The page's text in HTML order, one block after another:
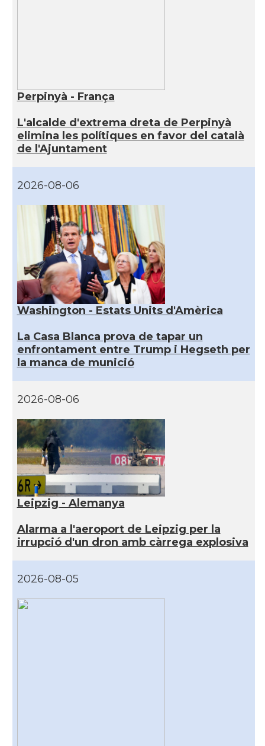
Perpinyà - França
L'alcalde d'extrema dreta de Perpinyà
elimina les polítiques en favor del català
de l'Ajuntament
2026-08-06
Washington - Estats Units d'Amèrica
La Casa Blanca prova de tapar un
enfrontament entre Trump i Hegseth per
la manca de munició
2026-08-06
Leipzig - Alemanya
Alarma a l'aeroport de Leipzig per la
irrupció d'un dron amb càrrega explosiva
2026-08-05